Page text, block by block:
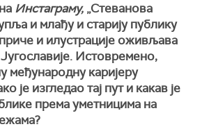
Инстаграму, „Стеванова
и млађу и старију публику
и илустрације оживљава
Истовремено,
међународну каријеру
је изгледао тај пут и какав је
према уметницима на